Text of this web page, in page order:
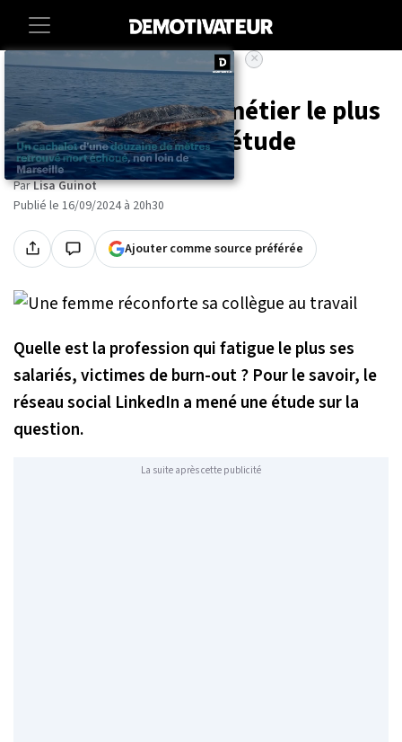
Accueil Lifestyle
Burn-out : voici le métier le plus
difficile, selon une étude
ParLisa Guinot
Publié le 16/09/2024 à 20h30
Ajouter comme source préférée
Quelle est la profession qui fatigue le plus ses
salariés, victimes de burn-out ? Pour le savoir, le
réseau social LinkedIn a mené une étude sur la
question.
La suite après cette publicité
×